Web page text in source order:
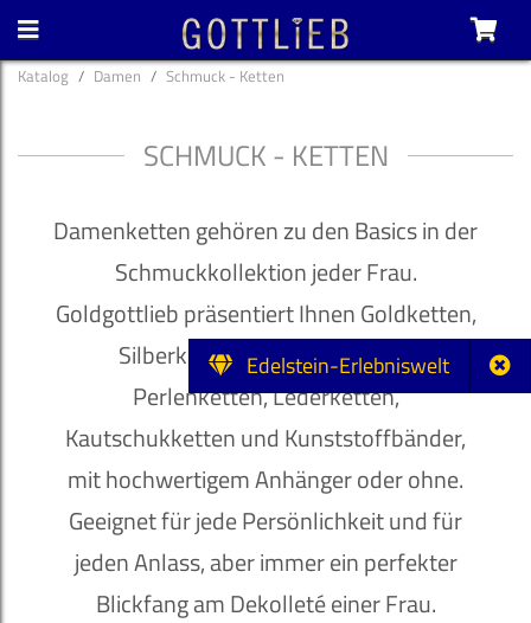
Edelstein-Erlebniswelt
Katalog Damen Schmuck - Ketten
SCHMUCK - KETTEN
Damenketten gehören zu den Basics in der
Schmuckkollektion jeder Frau.
Goldgottlieb präsentiert Ihnen Goldketten,
Silberketten, Edelstahlketten,
Perlenketten, Lederketten,
Kautschukketten und Kunststoffbänder,
mit hochwertigem Anhänger oder ohne.
Geeignet für jede Persönlichkeit und für
jeden Anlass, aber immer ein perfekter
Blickfang am Dekolleté einer Frau.